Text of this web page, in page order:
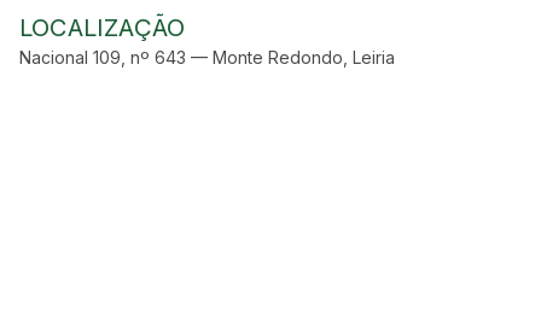
LOCALIZAÇÃO
Nacional 109, nº 643 — Monte Redondo, Leiria